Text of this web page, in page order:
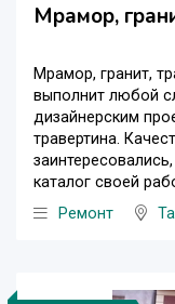
Мрамор,
Мрамор, гранит,
выполнит любой
дизайнерским
травертина.
каталог своей
Ремонт